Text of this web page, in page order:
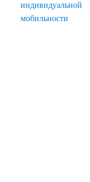
индивидуальной
мобильности